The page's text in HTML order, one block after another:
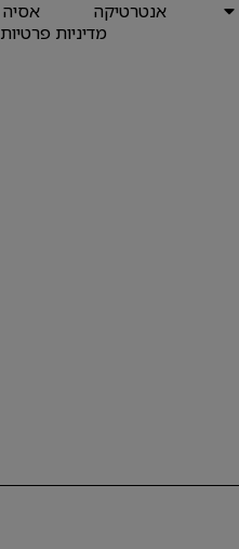
אנטרטיקה אסיה
מדיניות פרטיות